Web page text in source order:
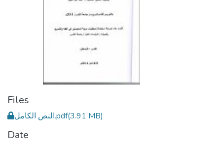
Files
النص الكامل.pdf(3.91 MB)
Date